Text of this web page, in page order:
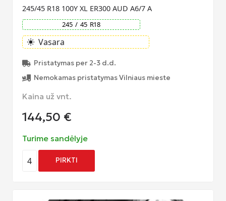
245/45 R18 100Y XL ER300 AUD A6/7 A
245 / 45 R18
light_mode Vasara
Pristatymas per 2-3 d.d.
Nemokamas pristatymas Vilniaus mieste
Kaina už vnt.
144,50 €
Turime sandėlyje
4 PIRKTI